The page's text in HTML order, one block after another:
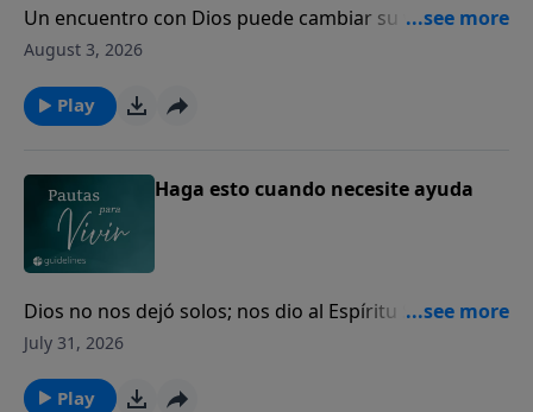
Un encuentro con Dios puede cambiar su vida para
siempre.
August 3, 2026
Play
Haga esto cuando necesite ayuda
Dios no nos dejó solos; nos dio al Espíritu Santo para
guiarnos, fortalecernos y acompañarnos cada día.
July 31, 2026
Play